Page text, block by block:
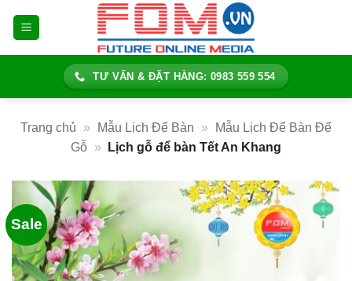
TƯ VẤN & ĐẶT HÀNG: 0983 559 554
Trang chủ » Mẫu Lịch Để Bàn »
Mẫu Lịch Để Bàn Đế
Gỗ
» Lịch gỗ để bàn Tết An Khang
Sale